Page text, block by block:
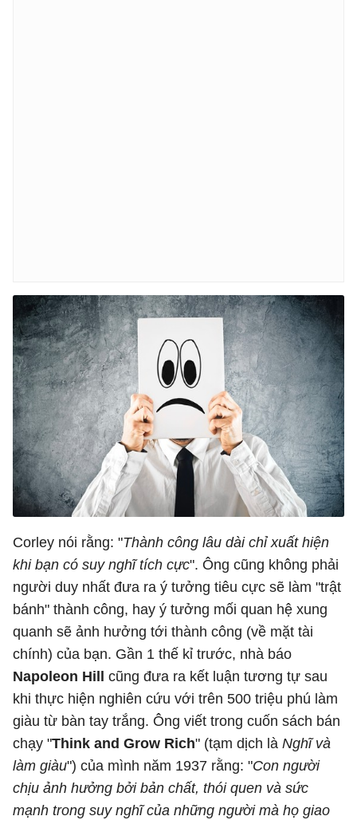
Corley nói rằng: "Thành công lâu dài chỉ xuất hiện
khi bạn có suy nghĩ tích cực". Ông cũng không phải
người duy nhất đưa ra ý tưởng tiêu cực sẽ làm "trật
bánh" thành công, hay ý tưởng mối quan hệ xung
quanh sẽ ảnh hưởng tới thành công (về mặt tài
chính) của bạn. Gần 1 thế kỉ trước, nhà báo
Napoleon Hill
cũng đưa ra kết luận tương tự sau
khi thực hiện nghiên cứu với trên 500 triệu phú làm
giàu từ bàn tay trắng. Ông viết trong cuốn sách bán
chạy "Think and Grow Rich" (tạm dịch là Nghĩ và
làm giàu") của mình năm 1937 rằng: "Con người
chịu ảnh hưởng bởi bản chất, thói quen và sức
mạnh trong suy nghĩ của những người mà họ giao